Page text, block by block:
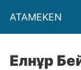
ATAMEKEN
Елнұр